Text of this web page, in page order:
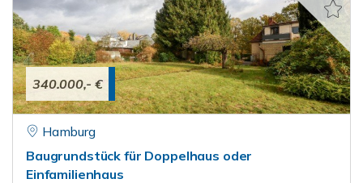
340.000,- €
Hamburg
Baugrundstück für Doppelhaus oder
Einfamilienhaus